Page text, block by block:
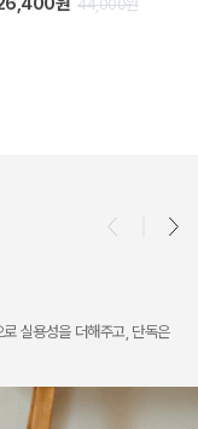
27,000원
실용성을 더해주고, 단독은